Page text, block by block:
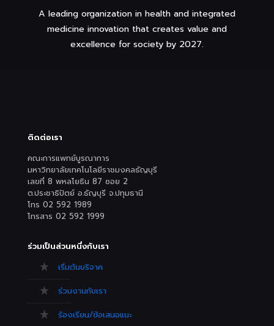
A leading organization in health and integrated
medicine innovation that creates value and
excellence for society by 2027.
ติดต่อเรา
คณะการแพทย์บูรณาการ
มหาวิทยาลัยเทคโนโลยีราชมงคลธัญบุรี
เลขที่ 8 พหลโยธิน 87 ซอย 2
ต.ประชาธิปัตย์ อ.ธัญบุรี จ.ปทุมธานี
โทร 02 592 1989
โทรสาร 02 592 1999
ร่วมเป็นส่วนหนึ่งกับเรา
เริ่มต้นบริจาค
ร่วมงานกับเรา
ร้องเรียน/ข้อเสนอแนะ